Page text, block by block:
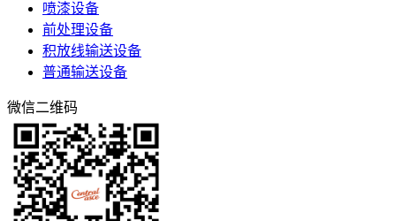
喷漆设备
前处理设备
积放线输送设备
普通输送设备
微信二维码